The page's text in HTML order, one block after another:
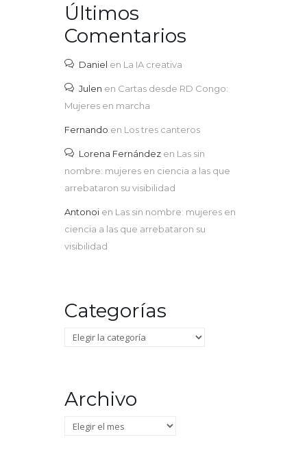
Últimos
Comentarios
Daniel en La IA creativa
Julen en Cartas desde RD Congo:
Mujeres en marcha
Fernando en Los tres canteros
Lorena Fernández en Las sin
nombre: mujeres en ciencia a las que
arrebataron su visibilidad
Antonoi en Las sin nombre: mujeres en
ciencia a las que arrebataron su
visibilidad
Categorías
Categorías
Archivo
Archivo